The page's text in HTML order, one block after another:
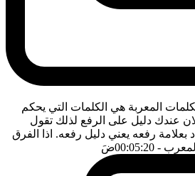
المعربة هي الكلمات التي يحكم
عندك دليل على الرفع لذلك تقول
رفعه يعني دليل رفعه. اذا الفرق
- 00:05:20 ضَ